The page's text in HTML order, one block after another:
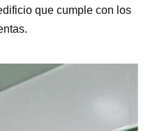
que cumple con los